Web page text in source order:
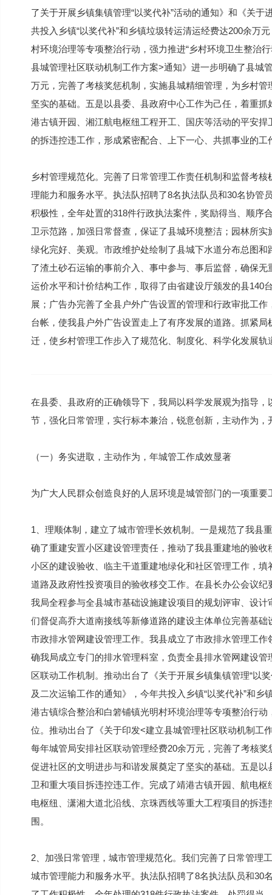
了关于开展乡镇集镇管理“以奖代补”活动的通知》和《关
共投入乡镇“以奖代补”和乡镇垃圾转运清运经费达200余万
村环境治理等专项整治行动，强力推进“乡村环境卫生整治
县城管理社区联动机制工作方案>通知》进一步明确了县城
万元，完善了考核奖惩机制，实施县城精细管理，为乡村
坚实的基础。五是以县委、县政府中心工作为己任，着重
港古镇开园、湘江航电枢纽工程开工、国庆等活动的平安
的拆违控违工作，形成紧密配合、上下一心、共抓事业的工
乡村管理规范化。完善了日常管理工作责任机制和监督考
理能力和服务水平。执法队招聘了8名执法队员和30名协管
积极性，全年处置的318件行政执法案件，奖励得当、顺序
卫示范路，加强日常督查，保证了县城环境整洁；园林所
绿化完好、美观。市政维护处绘制了县城下水道分布总图
了渣土砂石运输的事前介入、事中参与、事后监督，确保
运价水平和计价结构工作，取得了由省建设厅颁发的县140
展；广告办完善了全县户外广告设置的管理和行政审批工
台帐，使我县户外广告设置走上了有序发展的道路。抓紧
迁，使乡村管理工作步入了规范化、制度化、科学化发展轨
在县委、县政府的正确领导下，我局以科学发展观为指导
节，强化日常管理，实行标本兼治，锐意创新，主动作为
（一）务实进取，主动作为，年城管工作成效显著
为广大人民群众创造良好的人居环境是城管部门的一项重
1、理顺体制，建立了城市管理长效机制。一是规范了我县
确了重建安置小区建设管理责任，推动了我县重建地的验
小区的建设验收、临主干道重建地绿化和社区管理工作，
道路及政府性投资项目的验收移交工作。在县长办公会议
我局全程参与全县城市基础设施建设项目的规划评审、设
们督促高乔大道南接线等新修道路的建设主体单位完善基
市政排水管网建设管理工作。我县成立了市政排水管理工
确我局成立专门的排水管理科室，负责全县排水管网建设
区联动工作机制。推动出台了《关于开展乡镇集镇管理“以
及二次运输工作的通知》，今年共投入乡镇“以奖代补”和
港古镇综合整治和白箬铺镇光明村环境治理等专项整治行
位。推动出台了《关于印发<建立县城管理社区联动机制工
每年城管局安排社区联动管理经费20余万元，完善了考核
促进社区的文明进步与和谐发展奠定了坚实的基础。五是
卫和重大项目拆违控违工作。完成了靖港古镇开园、航电
电枢纽、潇湘大道北沿线、京珠西线等重大工程项目的拆
围。
2、加强日常管理，城市管理规范化。我们完善了日常管理
城市管理能力和服务水平。执法队招聘了8名执法队员和30